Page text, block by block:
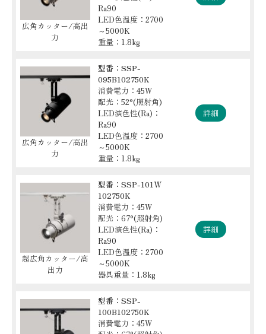
広角カッター/高出
力
Ra90
LED色温度：2700
～5000K
重量：1.8kg
広角カッター/高出
力
型番：SSP-
095B102750K
消費電力：45W
配光：52°(照射角)
LED演色性(Ra)：
Ra90
LED色温度：2700
～5000K
重量：1.8kg
詳細
超広角カッター/高
出力
型番：SSP-101Ｗ
102750K
消費電力：45W
配光：67°(照射角)
LED演色性(Ra)：
Ra90
LED色温度：2700
～5000K
器具重量：1.8kg
詳細
型番：SSP-
100B102750K
消費電力：45W